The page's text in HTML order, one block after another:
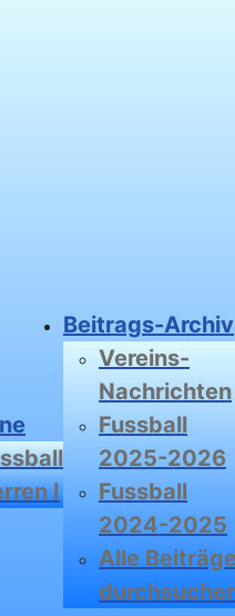
I
Beitrags-Archiv
Vereins-
Nachrichten
Fussball
2025-2026
Fussball
2024-2025
Alle Beiträge